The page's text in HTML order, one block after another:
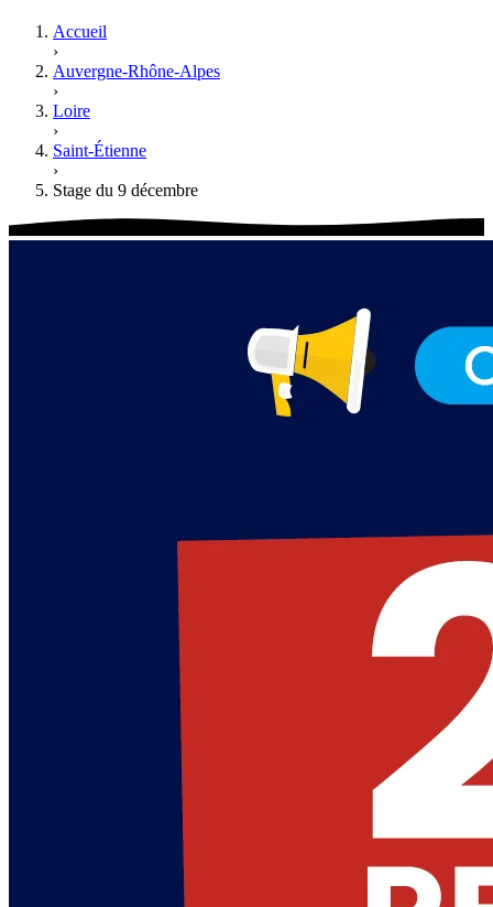
Accueil
›
Auvergne-Rhône-Alpes
›
Loire
›
Saint-Étienne
›
Stage du 9 décembre